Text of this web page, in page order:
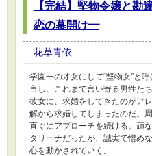
【完結】堅物令嬢と
恋の幕開け━
花草青依
学園一の才女にして“堅物女”と
言し、これまで言い寄る男性た
彼女に、求婚をしてきたのがア
解から求婚してしまったのだ。
直ぐにアプローチを続ける。頑
タリーナだったが、誠実で憎め
心を動かされていく。